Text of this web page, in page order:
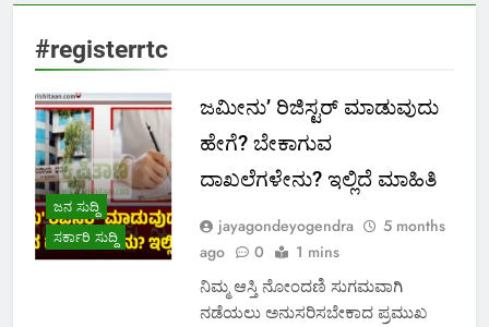
#registerrtc
ಜನ ಸುದ್ದಿ
ಸರ್ಕಾರಿ ಸುದ್ದಿ
ಜಮೀನು’ ರಿಜಿಸ್ಟರ್ ಮಾಡುವುದು
ಹೇಗೆ? ಬೇಕಾಗುವ
ದಾಖಲೆಗಳೇನು? ಇಲ್ಲಿದೆ ಮಾಹಿತಿ
jayagondeyogendra
5 months
ago
0 1 mins
ನಿಮ್ಮ ಆಸ್ತಿ ನೋಂದಣಿ ಸುಗಮವಾಗಿ
ನಡೆಯಲು ಅನುಸರಿಸಬೇಕಾದ ಪ್ರಮುಖ